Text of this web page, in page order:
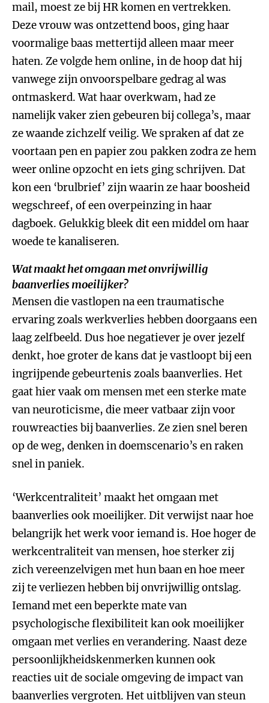
mail, moest ze bij HR komen en vertrekken.
Deze vrouw was ontzettend boos, ging haar
voormalige baas mettertijd alleen maar meer
haten. Ze volgde hem online, in de hoop dat hij
vanwege zijn onvoorspelbare gedrag al was
ontmaskerd. Wat haar overkwam, had ze
namelijk vaker zien gebeuren bij collega’s, maar
ze waande zichzelf veilig. We spraken af dat ze
voortaan pen en papier zou pakken zodra ze hem
weer online opzocht en iets ging schrijven. Dat
kon een ‘brulbrief’ zijn waarin ze haar boosheid
wegschreef, of een overpeinzing in haar
dagboek. Gelukkig bleek dit een middel om haar
woede te kanaliseren.
Wat maakt het omgaan met onvrijwillig
baanverlies moeilijker?
Mensen die vastlopen na een traumatische
ervaring zoals werkverlies hebben doorgaans een
laag zelfbeeld. Dus hoe negatiever je over jezelf
denkt, hoe groter de kans dat je vastloopt bij een
ingrijpende gebeurtenis zoals baanverlies. Het
gaat hier vaak om mensen met een sterke mate
van neuroticisme, die meer vatbaar zijn voor
rouwreacties bij baanverlies. Ze zien snel beren
op de weg, denken in doemscenario’s en raken
snel in paniek.
‘Werkcentraliteit’ maakt het omgaan met
baanverlies ook moeilijker. Dit verwijst naar hoe
belangrijk het werk voor iemand is. Hoe hoger de
werkcentraliteit van mensen, hoe sterker zij
zich vereenzelvigen met hun baan en hoe meer
zij te verliezen hebben bij onvrijwillig ontslag.
Iemand met een beperkte mate van
psychologische flexibiliteit kan ook moeilijker
omgaan met verlies en verandering. Naast deze
persoonlijkheidskenmerken kunnen ook
reacties uit de sociale omgeving de impact van
baanverlies vergroten. Het uitblijven van steun